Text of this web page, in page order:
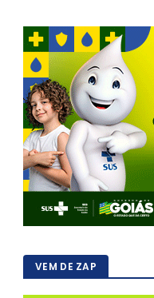
VEM DE ZAP